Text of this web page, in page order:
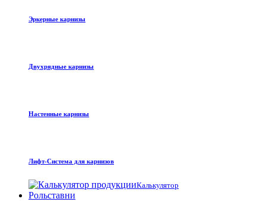
Эркерные карнизы
Двухрядные карнизы
Настенные карнизы
Лифт-Система для карнизов
Калькулятор
Рольставни